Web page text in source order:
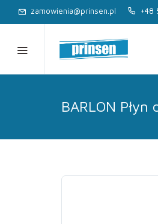
zamowienia@prinsen.pl +48
BARLON